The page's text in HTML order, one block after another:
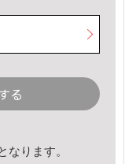
る
なります。